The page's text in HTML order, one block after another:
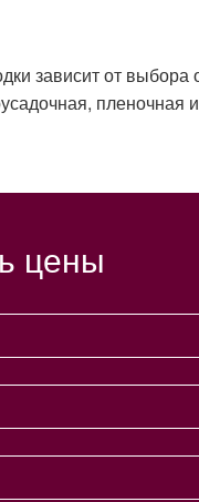
зависит от
пленочная
цены